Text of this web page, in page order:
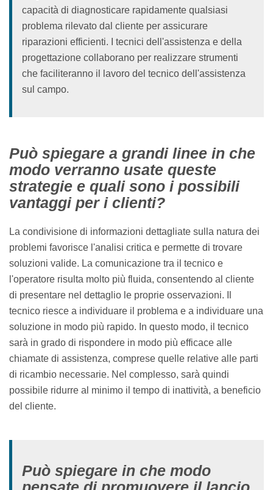
capacità di diagnosticare rapidamente qualsiasi
problema rilevato dal cliente per assicurare
riparazioni efficienti. I tecnici dell'assistenza e della
progettazione collaborano per realizzare strumenti
che faciliteranno il lavoro del tecnico dell'assistenza
sul campo.
Può spiegare a grandi linee in che
modo verranno usate queste
strategie e quali sono i possibili
vantaggi per i clienti?
La condivisione di informazioni dettagliate sulla natura dei
problemi favorisce l'analisi critica e permette di trovare
soluzioni valide. La comunicazione tra il tecnico e
l'operatore risulta molto più fluida, consentendo al cliente
di presentare nel dettaglio le proprie osservazioni. Il
tecnico riesce a individuare il problema e a individuare una
soluzione in modo più rapido. In questo modo, il tecnico
sarà in grado di rispondere in modo più efficace alle
chiamate di assistenza, comprese quelle relative alle parti
di ricambio necessarie. Nel complesso, sarà quindi
possibile ridurre al minimo il tempo di inattività, a beneficio
del cliente.
Può spiegare in che modo